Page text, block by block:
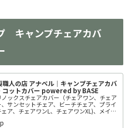
キャンプチェアカバ
職人の店 アナベル｜キャンプチェアカバ
コットカバー powered by BASE
ノックスチェアカバー（チェアワン、チェア
、サンセットチェア、ビーチチェア、プライ
ェア、チェアワンL、チェアワンXL)、メイフ